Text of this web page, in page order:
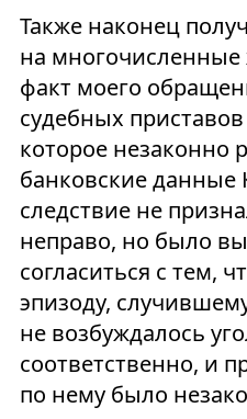
Также наконец
на
факт моего
судебных
которое незаконно
банковские данные
следствие не
неправо, но было
согласиться с тем,
эпизоду,
не возбуждалось
соответственно, и
по нему было